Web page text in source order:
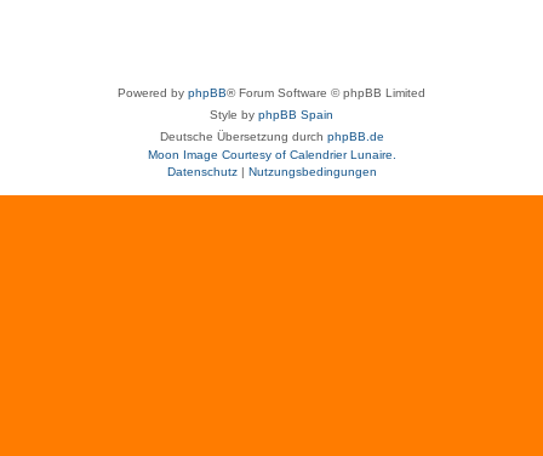
Powered by phpBB® Forum Software © phpBB Limited
Style by phpBB Spain
Deutsche Übersetzung durch phpBB.de
Moon Image Courtesy of Calendrier Lunaire.
Datenschutz| Nutzungsbedingungen